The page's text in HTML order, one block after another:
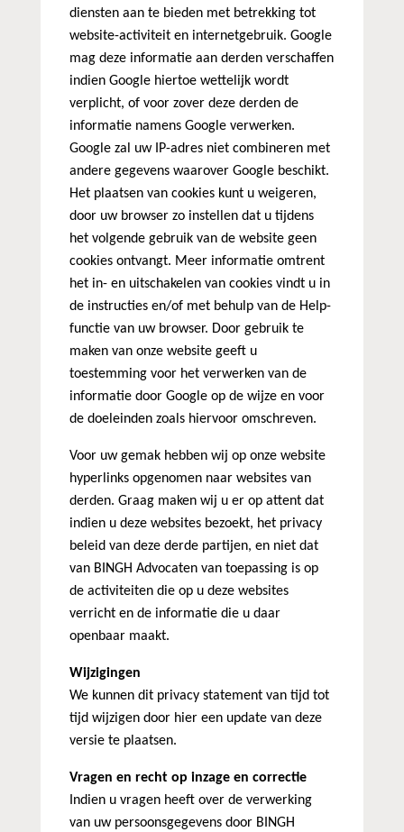
diensten aan te bieden met betrekking tot
website-activiteit en internetgebruik. Google
mag deze informatie aan derden verschaffen
indien Google hiertoe wettelijk wordt
verplicht, of voor zover deze derden de
informatie namens Google verwerken.
Google zal uw IP-adres niet combineren met
andere gegevens waarover Google beschikt.
Het plaatsen van cookies kunt u weigeren,
door uw browser zo instellen dat u tijdens
het volgende gebruik van de website geen
cookies ontvangt. Meer informatie omtrent
het in- en uitschakelen van cookies vindt u in
de instructies en/of met behulp van de Help-
functie van uw browser. Door gebruik te
maken van onze website geeft u
toestemming voor het verwerken van de
informatie door Google op de wijze en voor
de doeleinden zoals hiervoor omschreven.
Voor uw gemak hebben wij op onze website
hyperlinks opgenomen naar websites van
derden. Graag maken wij u er op attent dat
indien u deze websites bezoekt, het privacy
beleid van deze derde partijen, en niet dat
van BINGH Advocaten van toepassing is op
de activiteiten die op u deze websites
verricht en de informatie die u daar
openbaar maakt.
Wijzigingen
We kunnen dit privacy statement van tijd tot
tijd wijzigen door hier een update van deze
versie te plaatsen.
Vragen en recht op inzage en correctie
Indien u vragen heeft over de verwerking
van uw persoonsgegevens door BINGH